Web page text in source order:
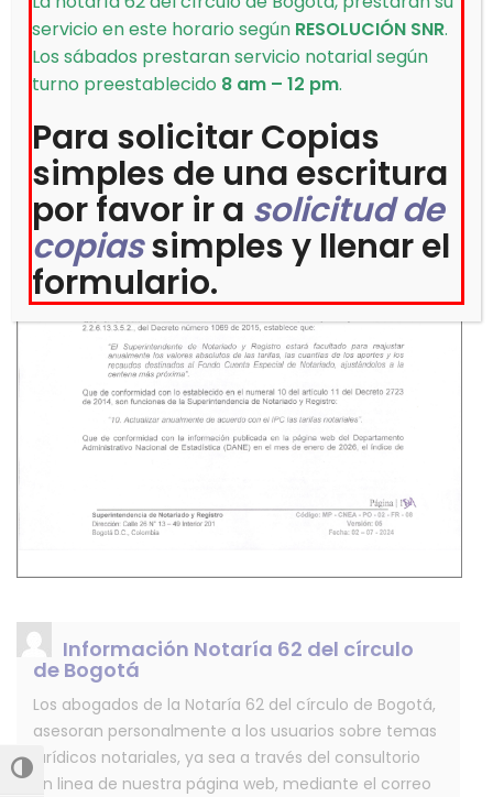
Alternar alto contraste
Información Notaría 62 del círculo
de Bogotá
Los abogados de la Notaría 62 del círculo de Bogotá,
asesoran personalmente a los usuarios sobre temas
jurídicos notariales, ya sea a través del consultorio
en linea de nuestra página web, mediante el correo
servicio en este horario según RESOLUCIÓN SNR.
Los sábados prestaran servicio notarial según
turno preestablecido 8 am – 12 pm.
Para solicitar Copias
simples de una escritura
por favor ir a solicitud de
copiassimples y llenar el
formulario.